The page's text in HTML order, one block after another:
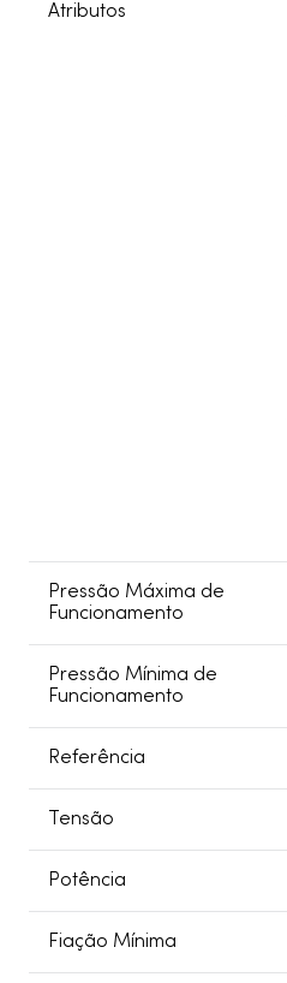
Atributos
Pressão Máxima de
Funcionamento
Pressão Mínima de
Funcionamento
Referência
Tensão
Potência
Fiação Mínima